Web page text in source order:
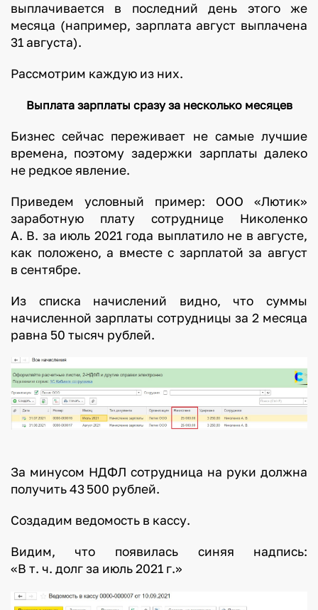
выплачивается в последний день этого же
месяца (например, зарплата август выплачена
31 августа).
Рассмотрим каждую из них.
Выплата зарплаты сразу за несколько месяцев
Бизнес сейчас переживает не самые лучшие
времена, поэтому задержки зарплаты далеко
не редкое явление.
Приведем условный пример: ООО «Лютик»
заработную плату сотруднице Николенко
А. В. за июль 2021 года выплатило не в августе,
как положено, а вместе с зарплатой за август
в сентябре.
Из списка начислений видно, что суммы
начисленной зарплаты сотрудницы за 2 месяца
равна 50 тысяч рублей.
За минусом НДФЛ сотрудница на руки должна
получить 43 500 рублей.
Создадим ведомость в кассу.
Видим, что появилась синяя надпись:
«В т. ч. долг за июль 2021 г.»